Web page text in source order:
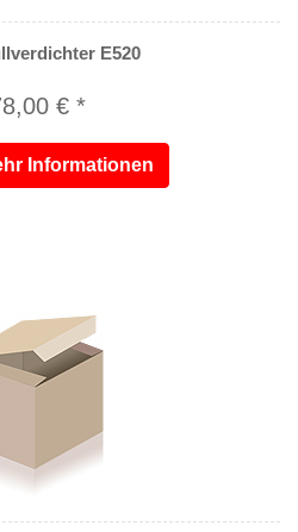
E520
€ *
Informationen